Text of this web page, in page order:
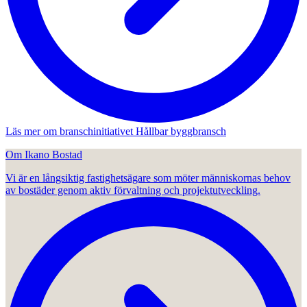
Läs mer om branschinitiativet Hållbar byggbransch
Om Ikano Bostad
Vi är en långsiktig fastighetsägare som möter människornas behov
av bostäder genom aktiv förvaltning och projektutveckling.